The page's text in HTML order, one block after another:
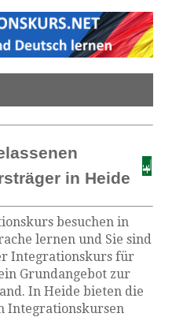
in Heide
besuchen in
lernen und Sie sind
Integrationskurs für
Grundangebot zur
In Heide bieten die
Integrationskursen